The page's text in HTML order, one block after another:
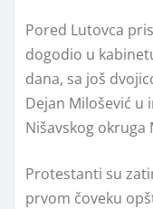
Pored Lutovca
dogodio u
dana, sa još
Dejan Milošević u
Nišavskog
Protestanti su
prvom čoveku